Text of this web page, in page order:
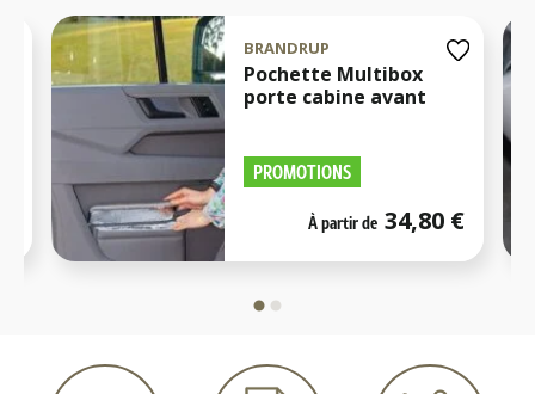
BRANDRUP
Pochette Multibox
porte cabine avant
PROMOTIONS
À partir de 34,80 €